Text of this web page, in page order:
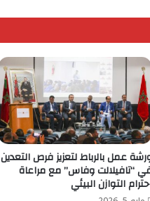
عمل بالرباط لتعزيز فرص التعدين
“تافيلالت وفاس” مع مراعاة
التوازن البيئي